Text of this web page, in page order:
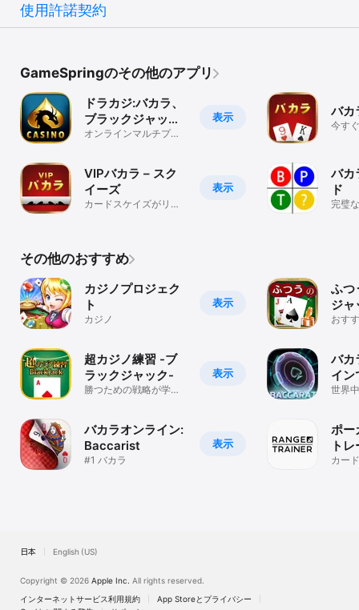
使用許諾契約
GameSpringのその他のアプリ
表示
ドラカジ:バカラ、
ブラックジャッ
ク、スロット
オンラインマルチプレ
表示
VIPバカラ – スク
イーズ
カードスケイズがリア
バ
今す
バカ
ド
完璧
その他のおすすめ
表示
カジノプロジェク
ト
カジノ
表示
超カジノ練習 -ブ
ラックジャック-
勝つための戦略が学べ
表示
バカラオンライン:
Baccarist
#1 バカラ
ふつ
ジャ
つぶ
おす
バカ
イン
ノの
世界
ポー
ト
カード
日本 English (US)
Copyright © 2026 Apple Inc. All rights reserved.
インターネットサービス利用規約
App Storeとプライバシー